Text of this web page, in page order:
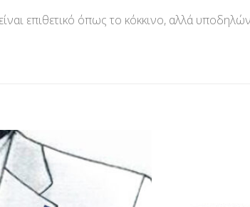
επιθετικό όπως το κόκκινο, αλλά
Προσθήκη
στη Λίστα
Επιθυμίας